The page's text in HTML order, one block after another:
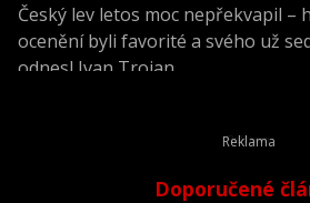
Český lev letos moc nepřekvapil –
ocenění byli favorité a svého už
odnesl Ivan Trojan.
Doporučené